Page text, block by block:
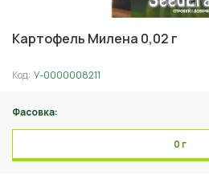
Картофель Милена 0,02 г
Код: У-0000008211
Фасовка:
0 г